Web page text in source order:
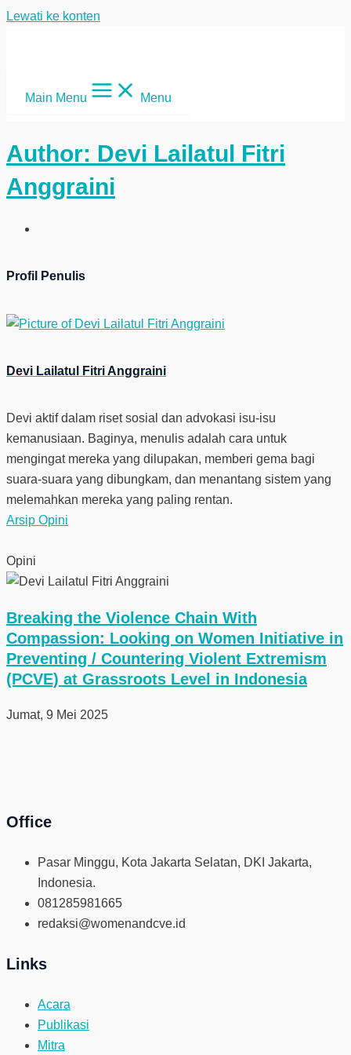
Lewati ke konten
Main Menu Menu
Author: Devi Lailatul Fitri
Anggraini
Profil Penulis
Devi Lailatul Fitri Anggraini
Devi aktif dalam riset sosial dan advokasi isu-isu
kemanusiaan. Baginya, menulis adalah cara untuk
mengingat mereka yang dilupakan, memberi gema bagi
suara-suara yang dibungkam, dan menantang sistem yang
melemahkan mereka yang paling rentan.
Arsip Opini
Opini
Breaking the Violence Chain With
Compassion: Looking on Women Initiative in
Preventing / Countering Violent Extremism
(PCVE) at Grassroots Level in Indonesia
Jumat, 9 Mei 2025
Office
Pasar Minggu, Kota Jakarta Selatan, DKI Jakarta,
Indonesia.
081285981665
redaksi@womenandcve.id
Links
Acara
Publikasi
Mitra